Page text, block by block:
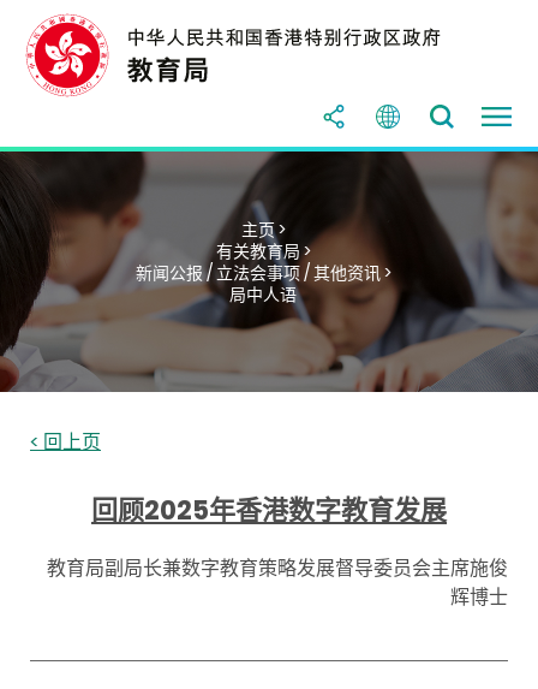
主页 >
有关教育局 >
新闻公报 / 立法会事项 / 其他资讯 >
局中人语
< 回上页
回顾2025年香港数字教育发展
教育局副局长兼数字教育策略发展督导委员会主席施俊
辉博士